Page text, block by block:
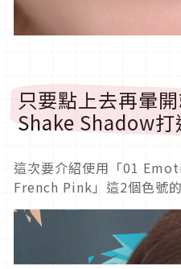
只要點上去再暈
Shake Shadow打
這次要介紹使用「01
French Pink」這2個色號